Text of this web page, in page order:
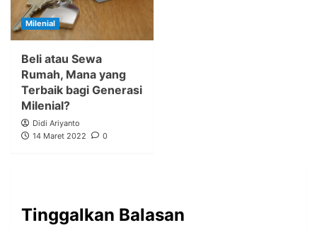
Milenial
Beli atau Sewa
Rumah, Mana yang
Terbaik bagi Generasi
Milenial?
Didi Ariyanto
14 Maret 2022
0
Tinggalkan Balasan